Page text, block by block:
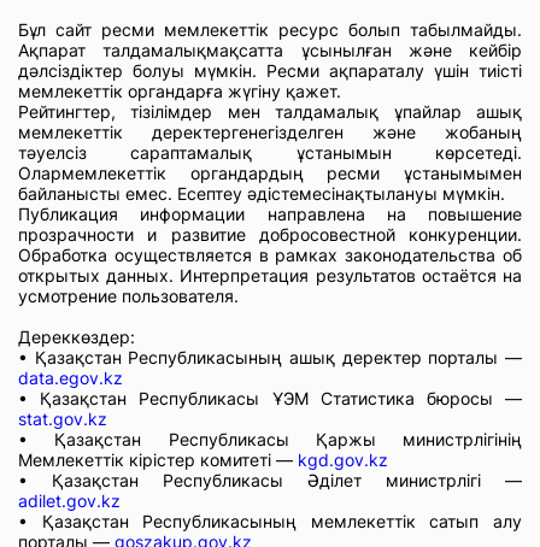
Бұл сайт ресми мемлекеттік ресурс болып табылмайды.
Ақпарат талдамалықмақсатта ұсынылған және кейбір
дәлсіздіктер болуы мүмкін. Ресми ақпараталу үшін тиісті
мемлекеттік органдарға жүгіну қажет.
Рейтингтер, тізілімдер мен талдамалық ұпайлар ашық
мемлекеттік деректергенегізделген және жобаның
тәуелсіз сараптамалық ұстанымын көрсетеді.
Олармемлекеттік органдардың ресми ұстанымымен
байланысты емес. Есептеу әдістемесінақтылануы мүмкін.
Публикация информации направлена на повышение
прозрачности и развитие добросовестной конкуренции.
Обработка осуществляется в рамках законодательства об
открытых данных. Интерпретация результатов остаётся на
усмотрение пользователя.
Дереккөздер:
• Қазақстан Республикасының ашық деректер порталы —
data.egov.kz
• Қазақстан Республикасы ҰЭМ Статистика бюросы —
stat.gov.kz
• Қазақстан Республикасы Қаржы министрлігінің
Мемлекеттік кірістер комитеті — kgd.gov.kz
• Қазақстан Республикасы Әділет министрлігі —
adilet.gov.kz
• Қазақстан Республикасының мемлекеттік сатып алу
порталы — goszakup.gov.kz